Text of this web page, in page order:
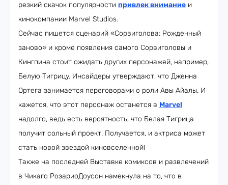
резкий скачок популярности привлек внимание и
кинокомпании Marvel Studios.
Сейчас пишется сценарий «Сорвиголова: Рожденный
заново» и кроме появления самого Сорвиголовы и
Кингпина стоит ожидать других персонажей, например,
Белую Тигрицу. Инсайдеры утверждают, что Дженна
Ортега занимается переговорами о роли Авы Айалы. И
кажется, что этот персонаж останется в Marvel
надолго, ведь есть вероятность, что Белая Тигрица
получит сольный проект. Получается, и актриса может
стать новой звездой киновселенной!
Также на последней Выставке комиксов и развлечений
в Чикаго РозариоДоусон намекнула на то, что в